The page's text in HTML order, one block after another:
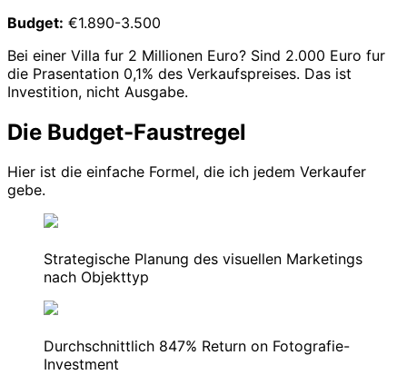
Budget: €1.890-3.500
Bei einer Villa fur 2 Millionen Euro? Sind 2.000 Euro fur
die Prasentation 0,1% des Verkaufspreises. Das ist
Investition, nicht Ausgabe.
Die Budget-Faustregel
Hier ist die einfache Formel, die ich jedem Verkaufer
gebe.
Strategische Planung des visuellen Marketings
nach Objekttyp
Durchschnittlich 847% Return on Fotografie-
Investment